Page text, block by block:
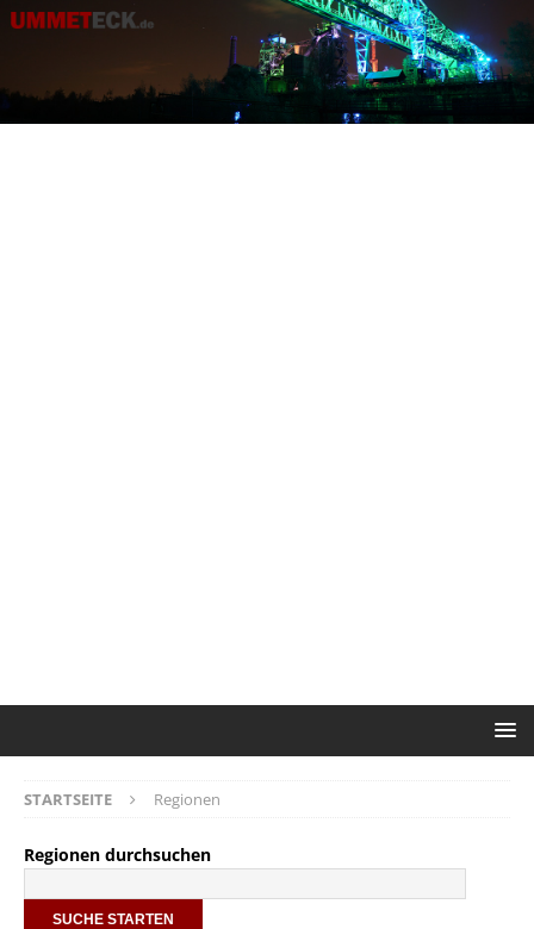
STARTSEITE Regionen
Regionen durchsuchen